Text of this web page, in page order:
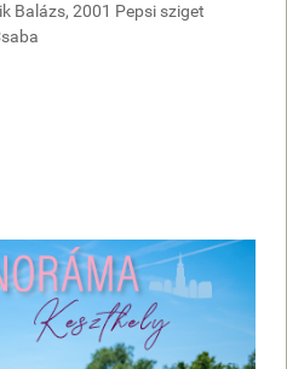
Balázs, 2001 Pepsi sziget